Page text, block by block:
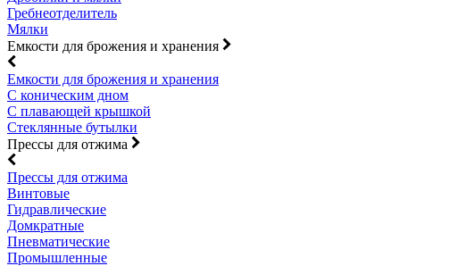
Гребнеотделитель
Мялки
Емкости для брожения и хранения
Емкости для брожения и хранения
С коническим дном
С плавающей крышкой
Стеклянные бутылки
Прессы для отжима
Прессы для отжима
Винтовые
Гидравлические
Домкратные
Пневматические
Промышленные